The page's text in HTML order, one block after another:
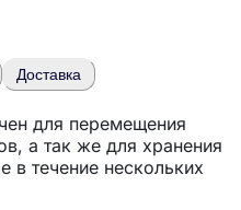
Доставка
для перемещения
а так же для хранения
в течение нескольких